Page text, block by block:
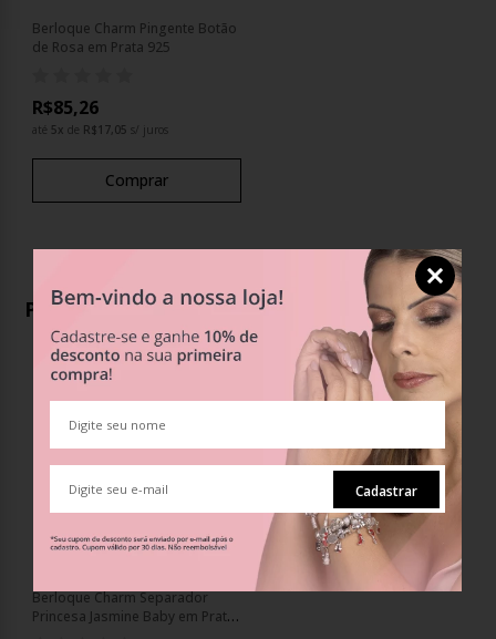
Berloque Charm Pingente Botão
de Rosa em Prata 925
R$85,26
até 5x de R$17,05 s/ juros
Comprar
Produtos Relacionados
Berloque Charm Separador
Princesa Jasmine Baby em Prata
Cadastrar